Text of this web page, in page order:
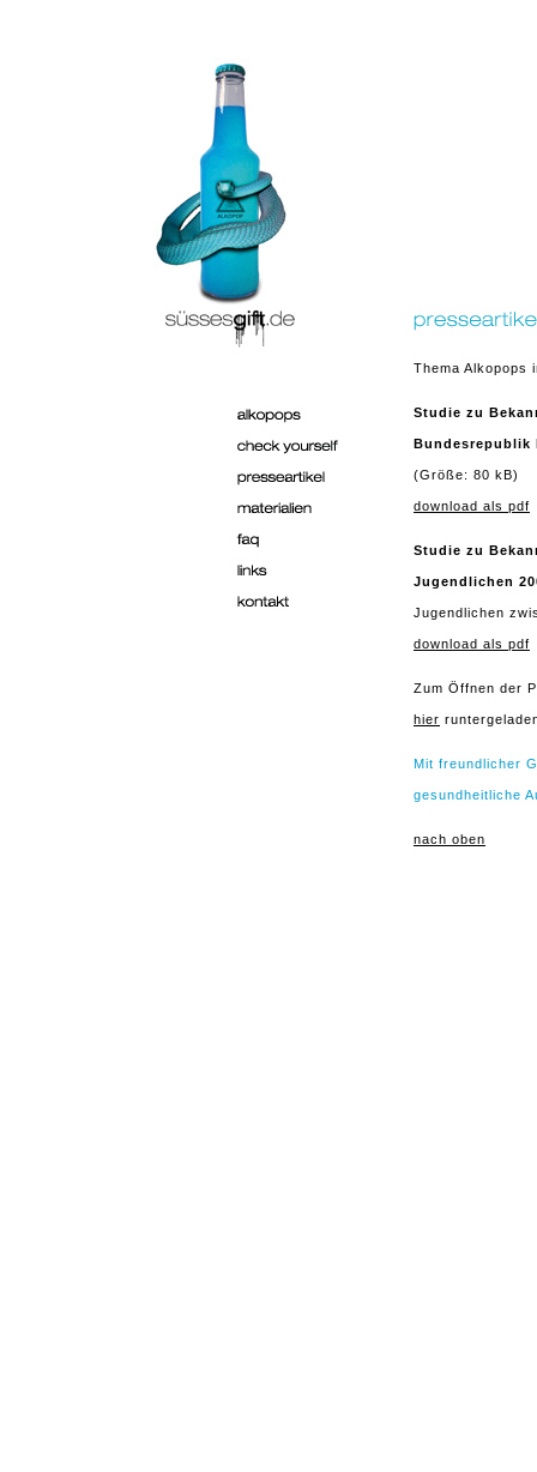
Thema Alkopops
Studie zu
Bundesrepublik
(Größe: 80 kB)
download als pdf
Studie zu
Jugendlichen
Jugendlichen
download als pdf
Zum Öffnen der
hier
Mit freundlicher
gesundheitliche
nach oben